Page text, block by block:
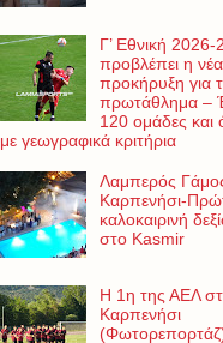
Γ’ Εθνική 2026-
προβλέπει η νέα
προκήρυξη για
πρωτάθλημα –
120 ομάδες και
με γεωγραφικά κριτήρια
Λαμπερός
Καρπενήσι-
καλοκαιρινή
στο Kasmir
Η 1η της ΑΕΛ
Καρπενήσι